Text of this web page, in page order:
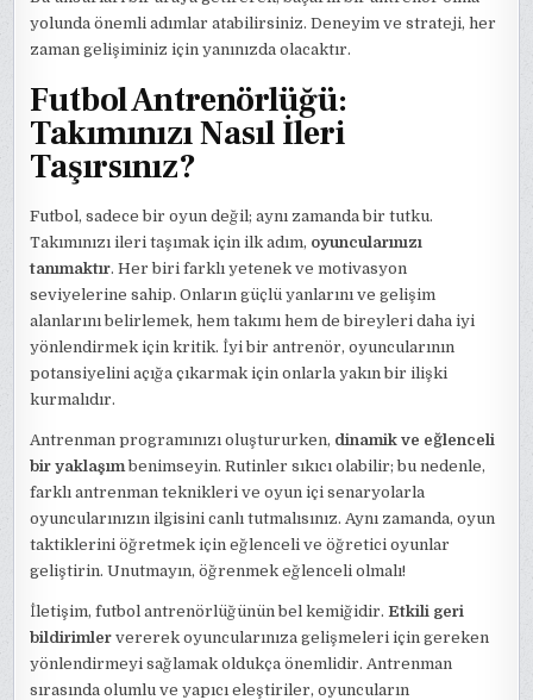
yolunda önemli adımlar atabilirsiniz. Deneyim ve strateji, her
zaman gelişiminiz için yanınızda olacaktır.
Futbol Antrenörlüğü:
Takımınızı Nasıl İleri
Taşırsınız?
Futbol, sadece bir oyun değil; aynı zamanda bir tutku.
Takımınızı ileri taşımak için ilk adım, oyuncularınızı
tanımaktır. Her biri farklı yetenek ve motivasyon
seviyelerine sahip. Onların güçlü yanlarını ve gelişim
alanlarını belirlemek, hem takımı hem de bireyleri daha iyi
yönlendirmek için kritik. İyi bir antrenör, oyuncularının
potansiyelini açığa çıkarmak için onlarla yakın bir ilişki
kurmalıdır.
Antrenman programınızı oluştururken, dinamik ve eğlenceli
bir yaklaşımbenimseyin. Rutinler sıkıcı olabilir; bu nedenle,
farklı antrenman teknikleri ve oyun içi senaryolarla
oyuncularınızın ilgisini canlı tutmalısınız. Aynı zamanda, oyun
taktiklerini öğretmek için eğlenceli ve öğretici oyunlar
geliştirin. Unutmayın, öğrenmek eğlenceli olmalı!
İletişim, futbol antrenörlüğünün bel kemiğidir.Etkili geri
bildirimler vererek oyuncularınıza gelişmeleri için gereken
yönlendirmeyi sağlamak oldukça önemlidir. Antrenman
sırasında olumlu ve yapıcı eleştiriler, oyuncuların